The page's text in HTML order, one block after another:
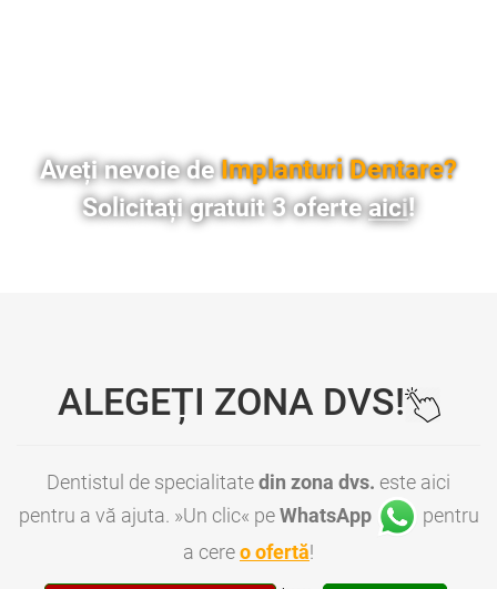
Aveți nevoie deImplanturi Dentare?
Solicitați gratuit 3 oferteaici!
ALEGEȚI ZONA DVS!
Dentistul de specialitatedin zona dvs. este aici
pentru a vă ajuta. »Un clic« peWhatsApp
pentru
a cereo ofertă!